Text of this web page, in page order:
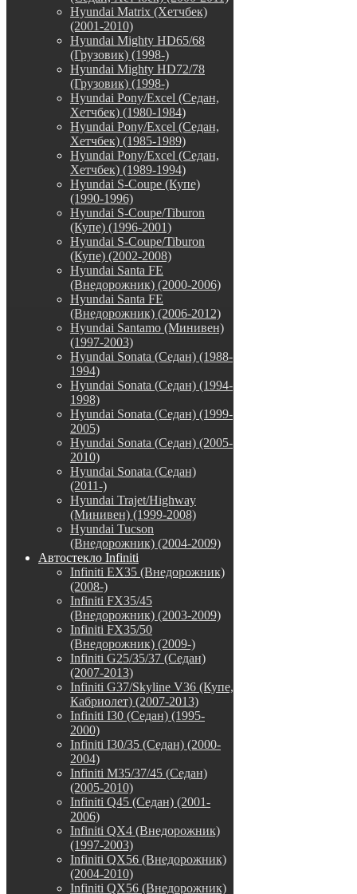
Hyundai Matrix (Хетчбек)
(2001-2010)
Hyundai Mighty HD65/68
(Грузовик) (1998-)
Hyundai Mighty HD72/78
(Грузовик) (1998-)
Hyundai Pony/Excel (Седан,
Хетчбек) (1980-1984)
Hyundai Pony/Excel (Седан,
Хетчбек) (1985-1989)
Hyundai Pony/Excel (Седан,
Хетчбек) (1989-1994)
Hyundai S-Coupe (Купе)
(1990-1996)
Hyundai S-Coupe/Tiburon
(Купе) (1996-2001)
Hyundai S-Coupe/Tiburon
(Купе) (2002-2008)
Hyundai Santa FE
(Внедорожник) (2000-2006)
Hyundai Santa FE
(Внедорожник) (2006-2012)
Hyundai Santamo (Минивен)
(1997-2003)
Hyundai Sonata (Седан) (1988-
1994)
Hyundai Sonata (Седан) (1994-
1998)
Hyundai Sonata (Седан) (1999-
2005)
Hyundai Sonata (Седан) (2005-
2010)
Hyundai Sonata (Седан)
(2011-)
Hyundai Trajet/Highway
(Минивен) (1999-2008)
Hyundai Tucson
(Внедорожник) (2004-2009)
Автостекло Infiniti
Infiniti EX35 (Внедорожник)
(2008-)
Infiniti FX35/45
(Внедорожник) (2003-2009)
Infiniti FX35/50
(Внедорожник) (2009-)
Infiniti G25/35/37 (Седан)
(2007-2013)
Infiniti G37/Skyline V36 (Купе,
Кабриолет) (2007-2013)
Infiniti I30 (Седан) (1995-
2000)
Infiniti I30/35 (Седан) (2000-
2004)
Infiniti M35/37/45 (Седан)
(2005-2010)
Infiniti Q45 (Седан) (2001-
2006)
Infiniti QX4 (Внедорожник)
(1997-2003)
Infiniti QX56 (Внедорожник)
(2004-2010)
Infiniti QX56 (Внедорожник)